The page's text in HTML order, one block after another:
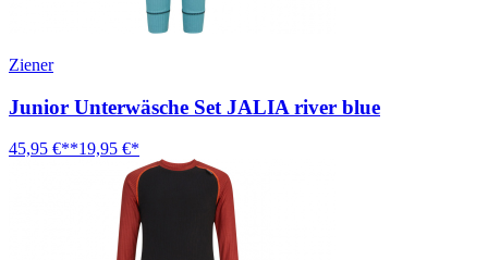
Ziener
Junior Unterwäsche Set JALIA river blue
45,95 €**19,95 €*